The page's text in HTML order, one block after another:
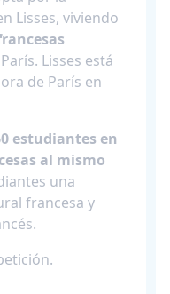
Lisses, viviendo
Lisses está
de París en
estudiantes en
al mismo
una
francesa y